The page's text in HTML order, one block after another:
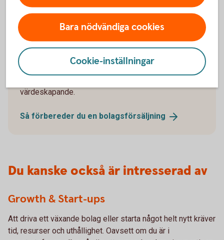
1071488226
Så förbereder du en
bolagsförsäljning
Att sälja sitt företag är ofta en av de största
affärerna i livet. Med rätt förberedelser kan
värdeskapande.
Så förbereder du en bolagsförsäljning
Du kanske också är intresserad av
Growth & Start-ups
Att driva ett växande bolag eller starta något helt nytt kräver
tid, resurser och uthållighet. Oavsett om du är i
Bara nödvändiga cookies
Cookie-inställningar